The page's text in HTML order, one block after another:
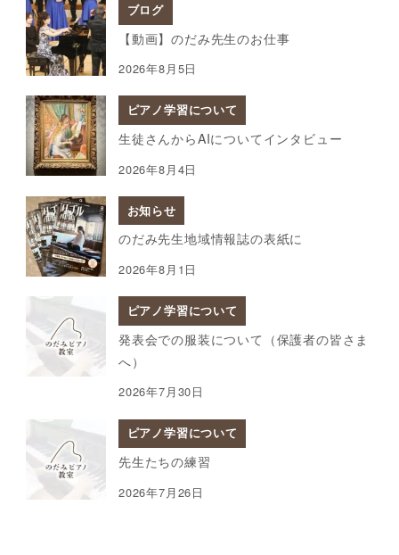
ブログ
【動画】のだみ先生のお仕事
2026年8月5日
ピアノ学習について
生徒さんからAIについてインタビュー
2026年8月4日
お知らせ
のだみ先生地域情報誌の表紙に
2026年8月1日
ピアノ学習について
発表会での服装について（保護者の皆さま
へ）
2026年7月30日
ピアノ学習について
先生たちの練習
2026年7月26日